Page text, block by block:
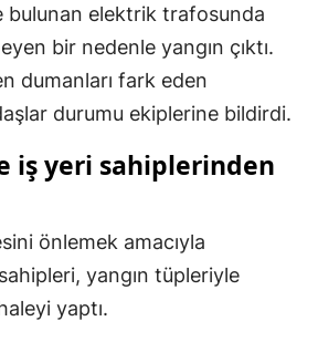
Kars
Kastamonu
Kayseri
Kocaeli
Konya
bulunan elektrik trafosunda
bir nedenle yangın çıktı.
dumanları fark eden
durumu ekiplerine bildirdi.
iş yeri sahiplerinden
önlemek amacıyla
yangın tüpleriyle
yaptı.